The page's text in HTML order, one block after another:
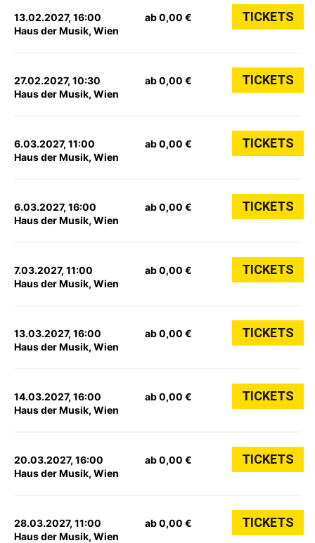
13.02.2027, 16:00
Haus der Musik, Wien
ab 0,00 € TICKETS
27.02.2027, 10:30
Haus der Musik, Wien
ab 0,00 € TICKETS
6.03.2027, 11:00
Haus der Musik, Wien
ab 0,00 € TICKETS
6.03.2027, 16:00
Haus der Musik, Wien
ab 0,00 € TICKETS
7.03.2027, 11:00
Haus der Musik, Wien
ab 0,00 € TICKETS
13.03.2027, 16:00
Haus der Musik, Wien
ab 0,00 € TICKETS
14.03.2027, 16:00
Haus der Musik, Wien
ab 0,00 € TICKETS
20.03.2027, 16:00
Haus der Musik, Wien
ab 0,00 € TICKETS
28.03.2027, 11:00
Haus der Musik, Wien
ab 0,00 € TICKETS